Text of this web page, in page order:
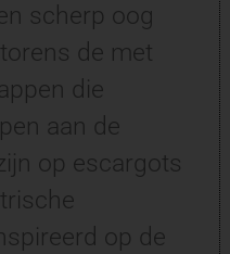
scherp oog
de met
die
aan de
op escargots
op de